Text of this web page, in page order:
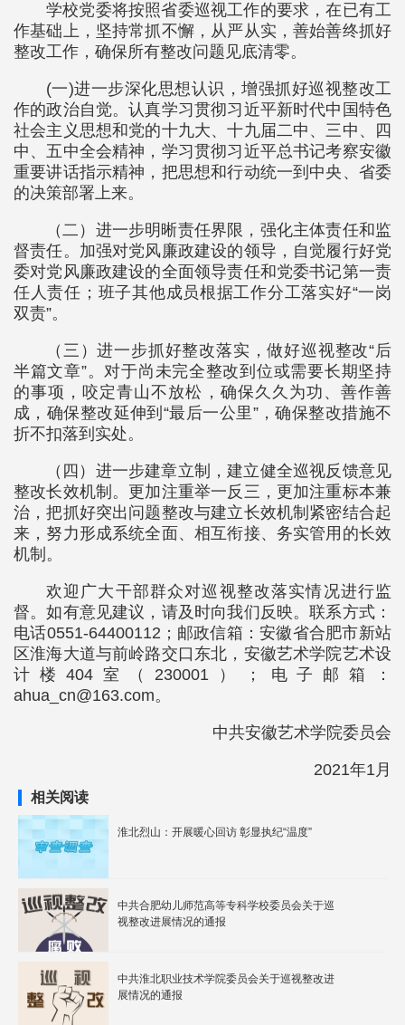
学校党委将按照省委巡视工作的要求，在已有工
作基础上，坚持常抓不懈，从严从实，善始善终抓好
整改工作，确保所有整改问题见底清零。
(一)进一步深化思想认识，增强抓好巡视整改工
作的政治自觉。认真学习贯彻习近平新时代中国特色
社会主义思想和党的十九大、十九届二中、三中、四
中、五中全会精神，学习贯彻习近平总书记考察安徽
重要讲话指示精神，把思想和行动统一到中央、省委
的决策部署上来。
（二）进一步明晰责任界限，强化主体责任和监
督责任。加强对党风廉政建设的领导，自觉履行好党
委对党风廉政建设的全面领导责任和党委书记第一责
任人责任；班子其他成员根据工作分工落实好“一岗
双责”。
（三）进一步抓好整改落实，做好巡视整改“后
半篇文章”。对于尚未完全整改到位或需要长期坚持
的事项，咬定青山不放松，确保久久为功、善作善
成，确保整改延伸到“最后一公里”，确保整改措施不
折不扣落到实处。
（四）进一步建章立制，建立健全巡视反馈意见
整改长效机制。更加注重举一反三，更加注重标本兼
治，把抓好突出问题整改与建立长效机制紧密结合起
来，努力形成系统全面、相互衔接、务实管用的长效
机制。
欢迎广大干部群众对巡视整改落实情况进行监
督。如有意见建议，请及时向我们反映。联系方式：
电话0551-64400112；邮政信箱：安徽省合肥市新站
区淮海大道与前岭路交口东北，安徽艺术学院艺术设
计楼404室（230001）；电子邮箱：
ahua_cn@163.com。
中共安徽艺术学院委员会
2021年1月
相关阅读
淮北烈山：开展暖心回访 彰显执纪“温度”
中共合肥幼儿师范高等专科学校委员会关于巡
视整改进展情况的通报
中共淮北职业技术学院委员会关于巡视整改进
展情况的通报